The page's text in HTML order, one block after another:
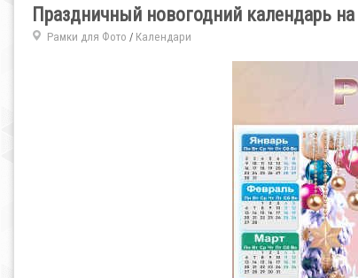
Праздничный новогодний календарь
Рамки для Фото / Календари